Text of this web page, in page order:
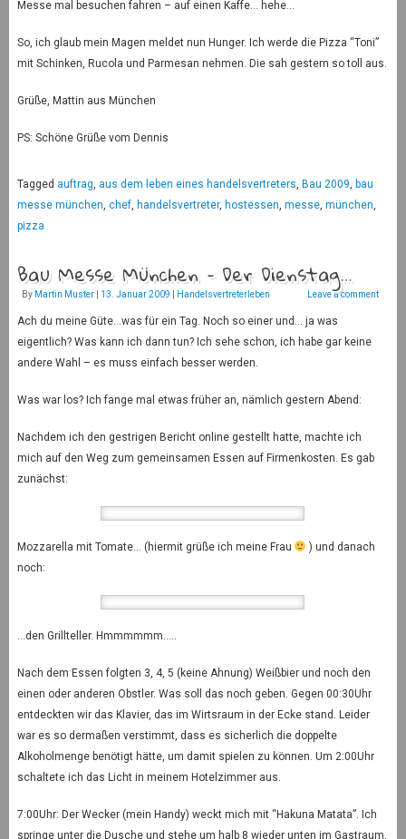
Messe mal besuchen fahren – auf einen Kaffe… hehe…
So, ich glaub mein Magen meldet nun Hunger. Ich werde die Pizza “Toni”
mit Schinken, Rucola und Parmesan nehmen. Die sah gestern so toll aus.
Grüße, Mattin aus München
PS: Schöne Grüße vom Dennis
Tagged auftrag, aus dem leben eines handelsvertreters, Bau 2009, bau
messe münchen, chef, handelsvertreter, hostessen, messe, münchen,
pizza
Bau Messe München – Der Dienstag…
By Martin Muster 13. Januar 2009 Handelsvertreterleben Leave a comment
Ach du meine Güte…was für ein Tag. Noch so einer und… ja was
eigentlich? Was kann ich dann tun? Ich sehe schon, ich habe gar keine
andere Wahl – es muss einfach besser werden.
Was war los? Ich fange mal etwas früher an, nämlich gestern Abend:
Nachdem ich den gestrigen Bericht online gestellt hatte, machte ich
mich auf den Weg zum gemeinsamen Essen auf Firmenkosten. Es gab
zunächst:
Mozzarella mit Tomate… (hiermit grüße ich meine Frau
) und danach
noch:
…den Grillteller. Hmmmmmm…..
Nach dem Essen folgten 3, 4, 5 (keine Ahnung) Weißbier und noch den
einen oder anderen Obstler. Was soll das noch geben. Gegen 00:30Uhr
entdeckten wir das Klavier, das im Wirtsraum in der Ecke stand. Leider
war es so dermaßen verstimmt, dass es sicherlich die doppelte
Alkoholmenge benötigt hätte, um damit spielen zu können. Um 2:00Uhr
schaltete ich das Licht in meinem Hotelzimmer aus.
7:00Uhr: Der Wecker (mein Handy) weckt mich mit “Hakuna Matata”. Ich
springe unter die Dusche und stehe um halb 8 wieder unten im Gastraum,